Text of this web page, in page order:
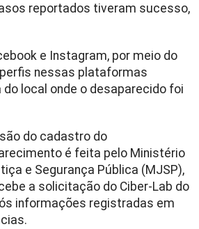
reportados tiveram sucesso,
e Instagram, por meio do
nessas plataformas
local onde o desaparecido foi
do cadastro do
é feita pelo Ministério
e Segurança Pública (MJSP),
a solicitação do Ciber-Lab do
informações registradas em